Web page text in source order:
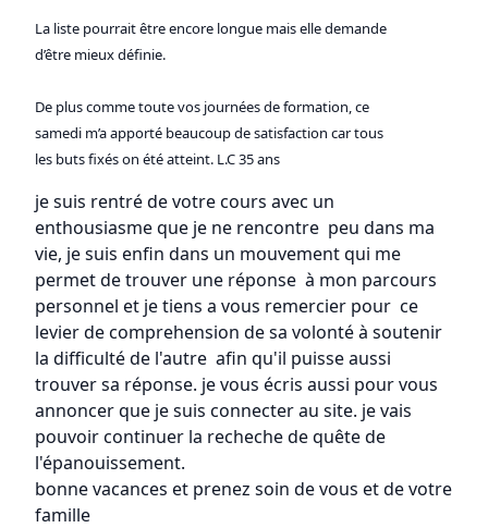
La liste pourrait être encore longue mais elle demande
d’être mieux définie.
De plus comme toute vos journées de formation, ce
samedi m’a apporté beaucoup de satisfaction car tous
les buts fixés on été atteint. L.C 35 ans
je suis rentré de votre cours avec un
enthousiasme que je ne rencontre peu dans ma
vie, je suis enfin dans un mouvement qui me
permet de trouver une réponse à mon parcours
personnel et je tiens a vous remercier pour ce
levier de comprehension de sa volonté à soutenir
la difficulté de l'autre afin qu'il puisse aussi
trouver sa réponse. je vous écris aussi pour vous
annoncer que je suis connecter au site. je vais
pouvoir continuer la recheche de quête de
l'épanouissement.
bonne vacances et prenez soin de vous et de votre
famille